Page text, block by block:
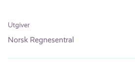
Utgiver
Norsk Regnesentral